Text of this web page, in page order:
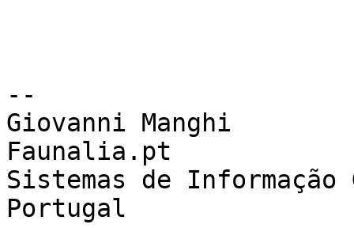
--
Giovanni Manghi
Faunalia.pt
Sistemas de Informação
Portugal